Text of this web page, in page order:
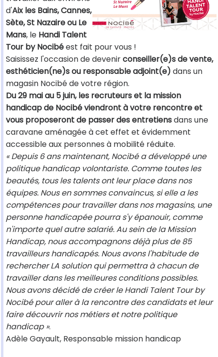
d'Aix les Bains, Cannes,
Sète, St Nazaire ou Le
Mans, le Handi Talent
Tour by Nocibéest fait pour vous !
Saisissez l'occasion de devenirconseiller(e)s de vente,
esthéticien(ne)s ou responsable adjoint(e) dans un
magasin Nocibé de votre région.
Du 29 mai au 5 juin, les recruteurs et la mission
handicap de Nocibé viendront à votre rencontre et
vous proposeront de passer des entretiensdans une
caravane aménagée à cet effet et évidemment
accessible aux personnes à mobilité réduite.
« Depuis 6 ans maintenant, Nocibé a développé une
politique handicap volontariste. Comme toutes les
beautés, tous les talents ont leur place dans nos
équipes. Nous en sommes convaincus, si elle a les
compétences pour travailler dans nos magasins, une
personne handicapée pourra s'y épanouir, comme
n'importe quel autre salarié. Au sein de la Mission
Handicap, nous accompagnons déjà plus de 85
travailleurs handicapés. Nous avons l'habitude de
rechercher LA solution qui permettra à chacun de
travailler dans les meilleures conditions possibles.
Nous avons décidé de créer le Handi Talent Tour by
Nocibé pour aller à la rencontre des candidats et leur
faire découvrir nos métiers et notre politique
handicap ».
Adèle Gayault, Responsable mission handicap